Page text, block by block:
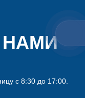
НАМИ
с 8:30 до 17:00.